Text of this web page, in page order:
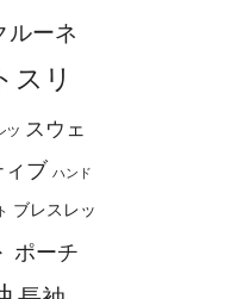
ルーネ
スリ
ツ スウェ
ブ ハンド
ブレスレッ
ポーチ